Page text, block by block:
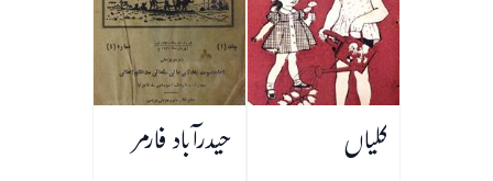
کلیاں حیدرآباد فارمر